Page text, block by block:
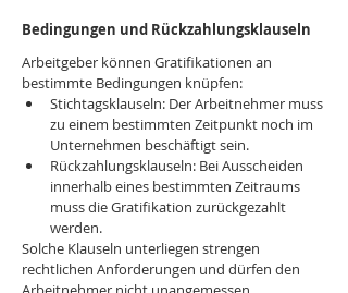
Bedingungen und Rückzahlungsklauseln
Arbeitgeber können Gratifikationen an
bestimmte Bedingungen knüpfen:
Stichtagsklauseln: Der Arbeitnehmer muss
zu einem bestimmten Zeitpunkt noch im
Unternehmen beschäftigt sein.
Rückzahlungsklauseln: Bei Ausscheiden
innerhalb eines bestimmten Zeitraums
muss die Gratifikation zurückgezahlt
werden.
Solche Klauseln unterliegen strengen
rechtlichen Anforderungen und dürfen den